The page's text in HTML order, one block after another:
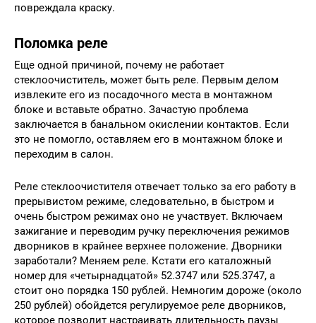
повреждала краску.
Поломка реле
Еще одной причиной, почему не работает
стеклоочиститель, может быть реле. Первым делом
извлеките его из посадочного места в монтажном
блоке и вставьте обратно. Зачастую проблема
заключается в банальном окислении контактов. Если
это не помогло, оставляем его в монтажном блоке и
переходим в салон.
Реле стеклоочистителя отвечает только за его работу в
прерывистом режиме, следовательно, в быстром и
очень быстром режимах оно не участвует. Включаем
зажигание и переводим ручку переключения режимов
дворников в крайнее верхнее положение. Дворники
заработали? Меняем реле. Кстати его каталожный
номер для «четырнадцатой» 52.3747 или 525.3747, а
стоит оно порядка 150 рублей. Немногим дороже (около
250 рублей) обойдется регулируемое реле дворников,
которое позволит настраивать длительность паузы